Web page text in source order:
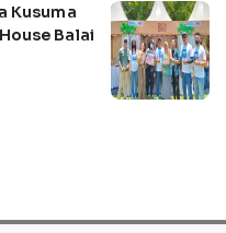
Kusuma
Balai